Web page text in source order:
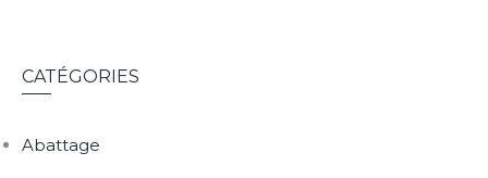
CATÉGORIES
Abattage